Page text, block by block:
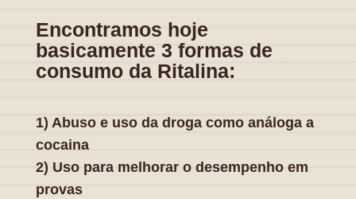
Encontramos hoje
basicamente 3 formas de
consumo da Ritalina:
1) Abuso e uso da droga como análoga a
cocaina
2) Uso para melhorar o desempenho em
provas